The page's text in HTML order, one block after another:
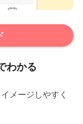
わかる
メージしやすく